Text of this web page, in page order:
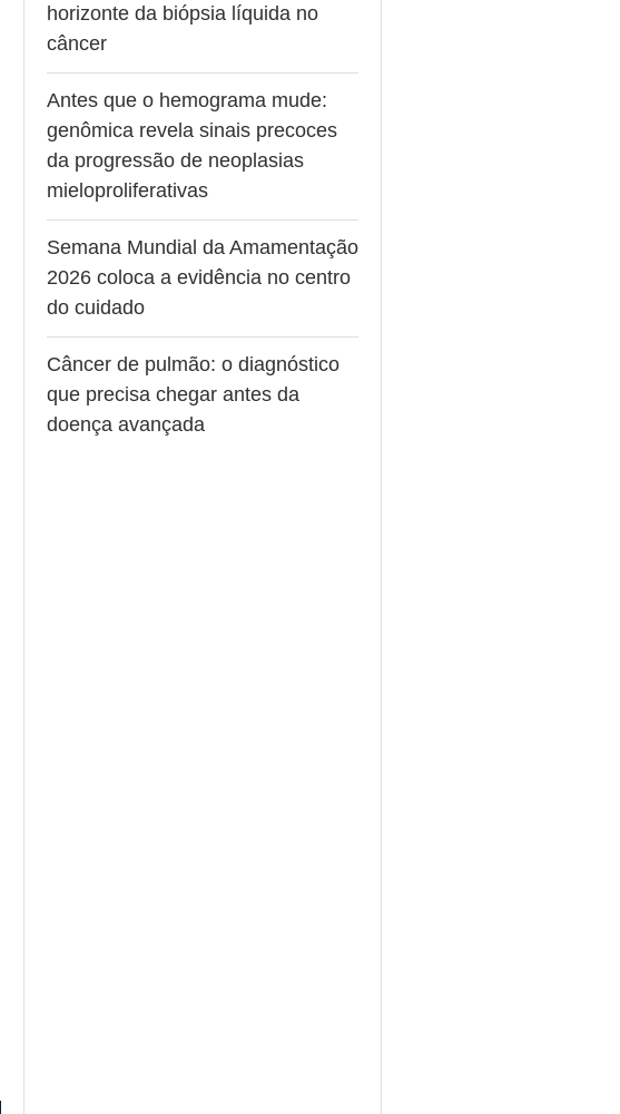
horizonte da biópsia líquida no
câncer
Antes que o hemograma mude:
genômica revela sinais precoces
da progressão de neoplasias
mieloproliferativas
Semana Mundial da Amamentação
2026 coloca a evidência no centro
do cuidado
Câncer de pulmão: o diagnóstico
que precisa chegar antes da
doença avançada